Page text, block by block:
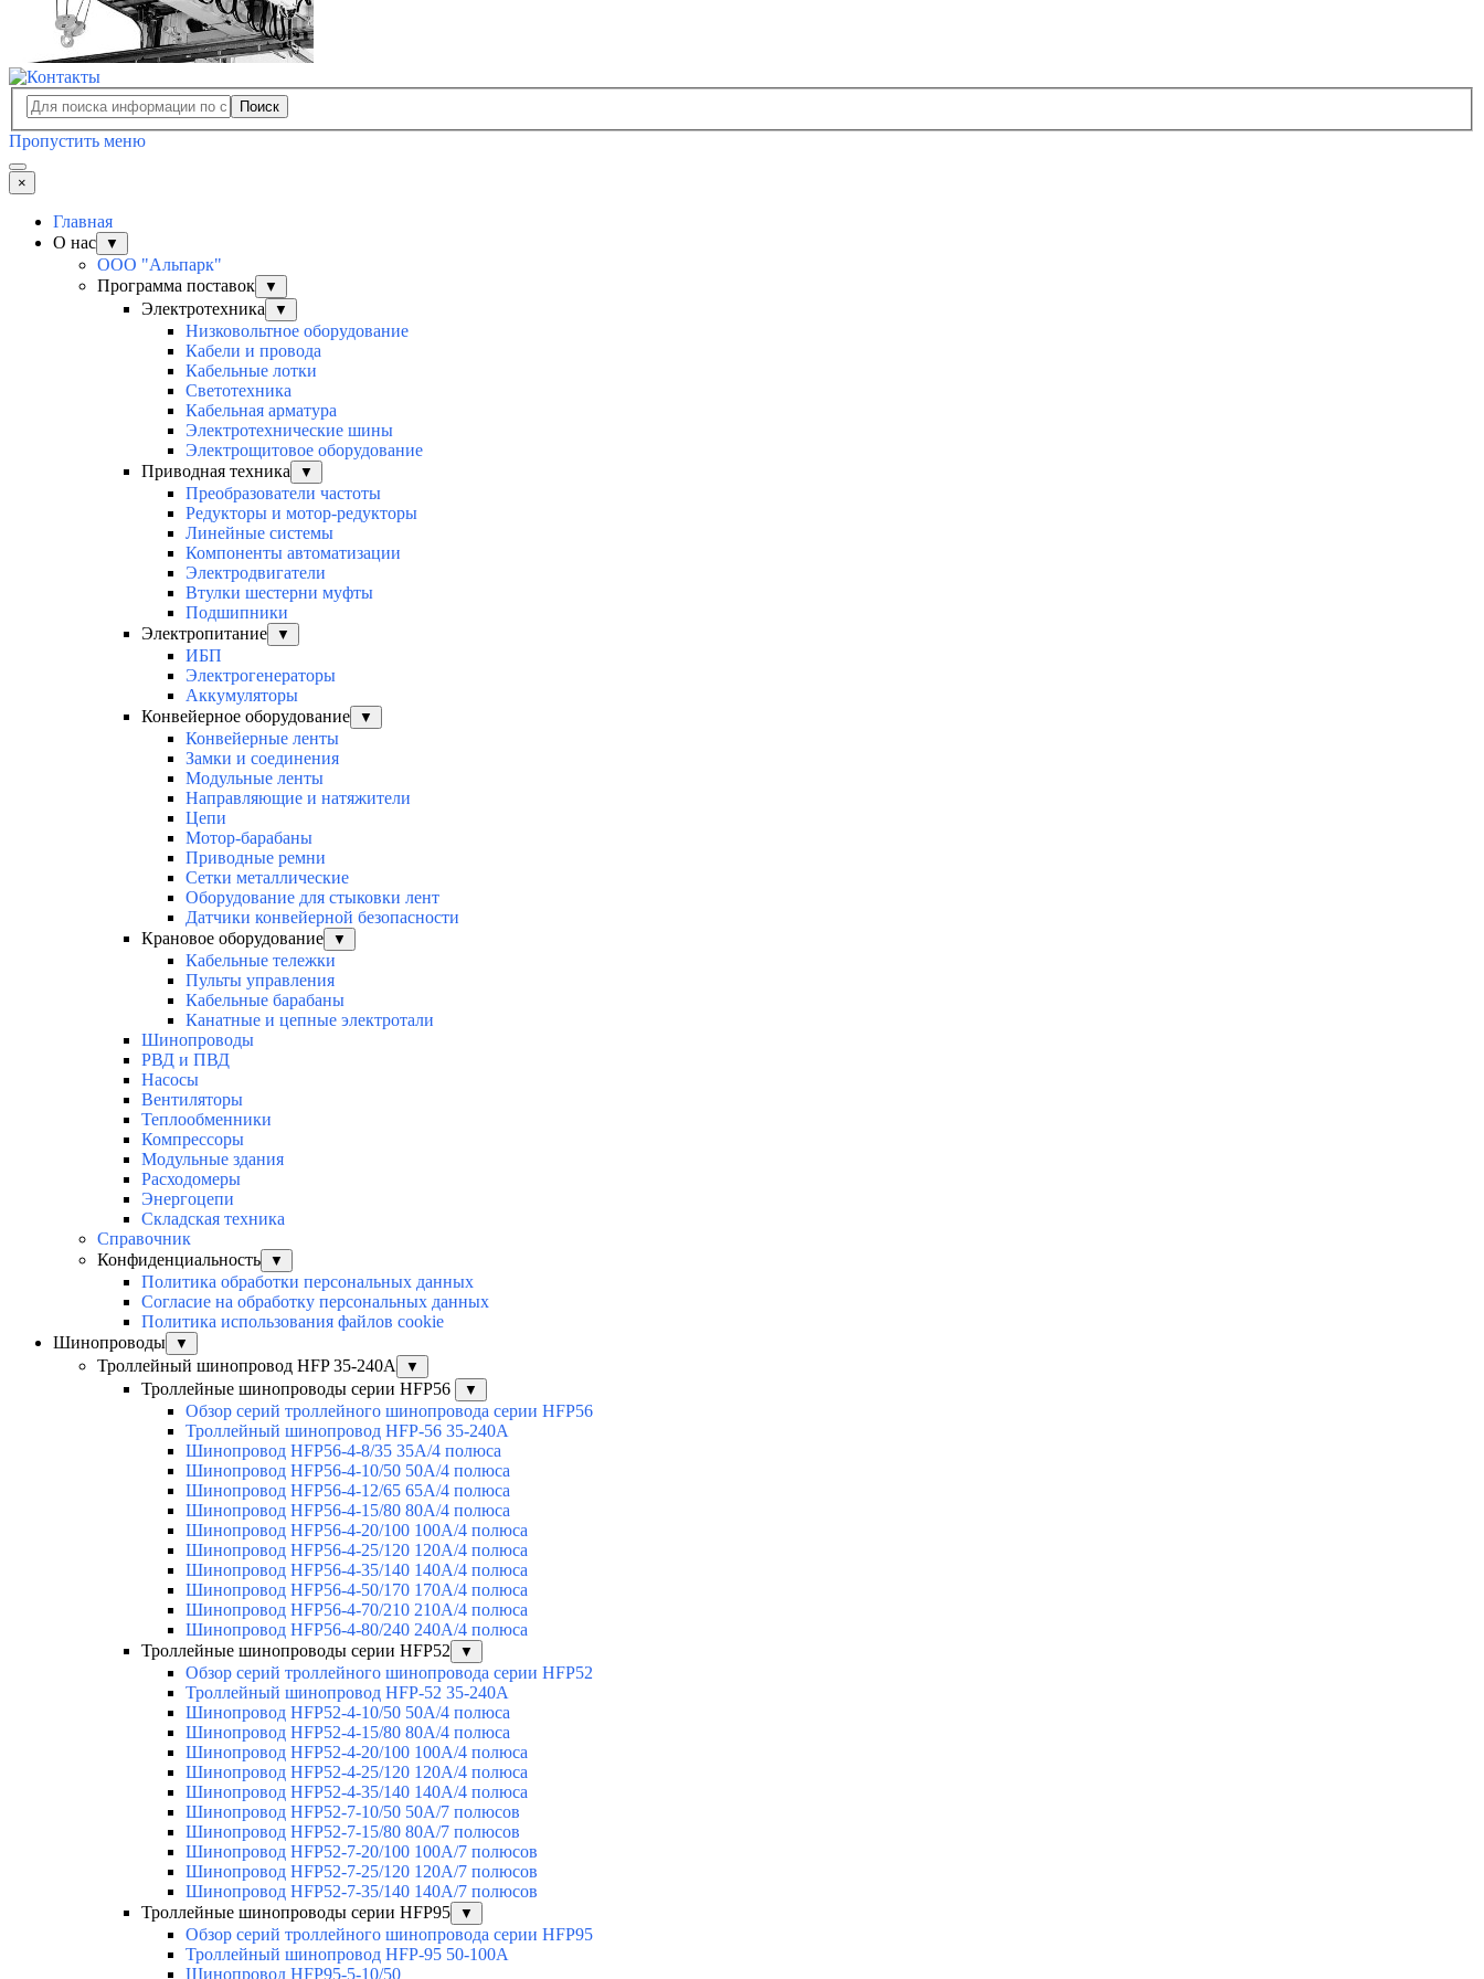
Поиск
Пропустить меню
×
Главная
О нас
▼
ООО "Альпарк"
Программа поставок
▼
Электротехника ▼
Низковольтное оборудование
Кабели и провода
Кабельные лотки
Светотехника
Кабельная арматура
Электротехнические шины
Электрощитовое оборудование
Приводная техника
▼
Преобразователи частоты
Редукторы и мотор-редукторы
Линейные системы
Компоненты автоматизации
Электродвигатели
Втулки шестерни муфты
Подшипники
Электропитание
▼
ИБП
Электрогенераторы
Аккумуляторы
Конвейерное оборудование
▼
Конвейерные ленты
Замки и соединения
Модульные ленты
Направляющие и натяжители
Цепи
Мотор-барабаны
Приводные ремни
Сетки металлические
Оборудование для стыковки лент
Датчики конвейерной безопасности
Крановое оборудование
▼
Кабельные тележки
Пульты управления
Кабельные барабаны
Канатные и цепные электротали
Шинопроводы
РВД и ПВД
Насосы
Вентиляторы
Теплообменники
Компрессоры
Модульные здания
Расходомеры
Энергоцепи
Складская техника
Справочник
Конфиденциальность
▼
Политика обработки персональных данных
Согласие на обработку персональных данных
Политика использования файлов cookie
Шинопроводы
▼
Троллейный шинопровод HFP 35-240А ▼
Троллейные шинопроводы серии HFP56 ▼
Обзор серий троллейного шинопровода серии HFP56
Троллейный шинопровод HFP-56 35-240А
Шинопровод HFP56-4-8/35 35А/4 полюса
Шинопровод HFP56-4-10/50 50А/4 полюса
Шинопровод HFP56-4-12/65 65А/4 полюса
Шинопровод HFP56-4-15/80 80А/4 полюса
Шинопровод HFP56-4-20/100 100А/4 полюса
Шинопровод HFP56-4-25/120 120А/4 полюса
Шинопровод HFP56-4-35/140 140А/4 полюса
Шинопровод HFP56-4-50/170 170А/4 полюса
Шинопровод HFP56-4-70/210 210А/4 полюса
Шинопровод HFP56-4-80/240 240А/4 полюса
Троллейные шинопроводы серии HFP52
▼
Обзор серий троллейного шинопровода серии HFP52
Троллейный шинопровод HFP-52 35-240А
Шинопровод HFP52-4-10/50 50A/4 полюса
Шинопровод HFP52-4-15/80 80A/4 полюса
Шинопровод HFP52-4-20/100 100А/4 полюса
Шинопровод HFP52-4-25/120 120А/4 полюса
Шинопровод HFP52-4-35/140 140А/4 полюса
Шинопровод HFP52-7-10/50 50А/7 полюсов
Шинопровод HFP52-7-15/80 80А/7 полюсов
Шинопровод HFP52-7-20/100 100А/7 полюсов
Шинопровод HFP52-7-25/120 120А/7 полюсов
Шинопровод HFP52-7-35/140 140А/7 полюсов
Троллейные шинопроводы серии HFP95
▼
Обзор серий троллейного шинопровода серии HFP95
Троллейный шинопровод HFP-95 50-100А
Шинопровод HFP95-5-10/50